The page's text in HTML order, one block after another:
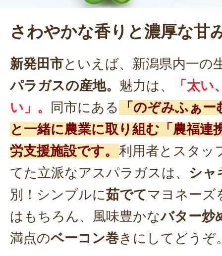
さわやかな香りと濃厚な甘
新発田市といえば、新潟県内一の
パラガスの産地。 魅力は、
「太
い」。
同市にある
「のぞみふぁ
と一緒に農業に取り組む「農福連
労支援施設です。 利用者とスタッ
てた立派なアスパラガスは、 シャ
別！シンプルに茹でてマヨネーズ
はもちろん、風味豊かなバター炒
満点のベーコン巻きにしてどうぞ